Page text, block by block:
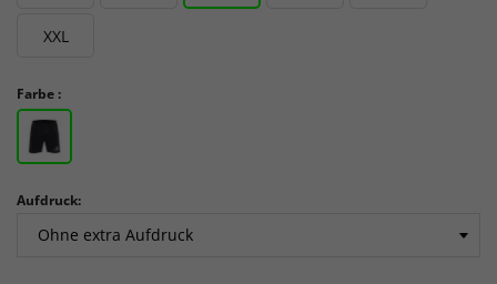
XXL
Farbe :
Aufdruck: